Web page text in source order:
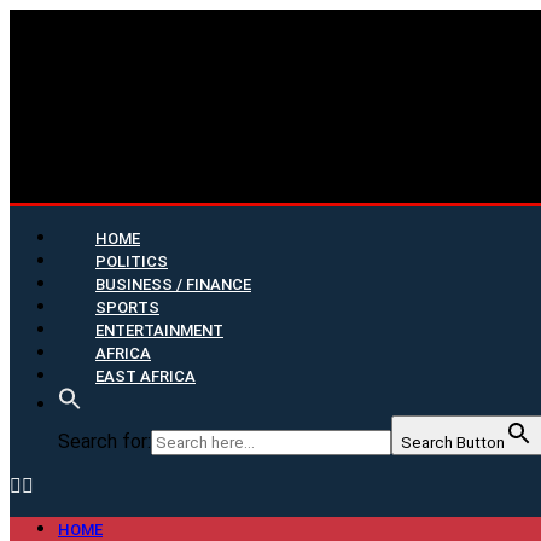
HOME
POLITICS
BUSINESS / FINANCE
SPORTS
ENTERTAINMENT
AFRICA
EAST AFRICA
Search for: Search Button
HOME